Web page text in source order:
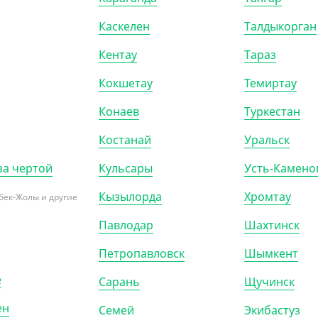
чертой
Жолы и другие
Каскелен
Кентау
Кокшетау
Конаев
Костанай
Кульсары
Кызылорда
Павлодар
Петропавловск
Сарань
Семей
Талдыкорган
Тараз
Темиртау
Туркестан
Уральск
Усть-
Хромтау
Шахтинск
Шымкент
Щучинск
Экибастуз